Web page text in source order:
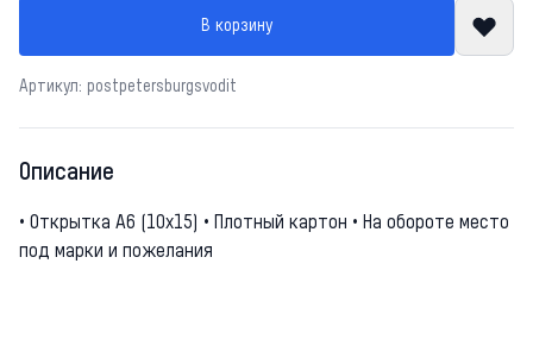
В корзину
Артикул: postpetersburgsvodit
Описание
• Открытка А6 (10х15) • Плотный картон • На обороте место
под марки и пожелания